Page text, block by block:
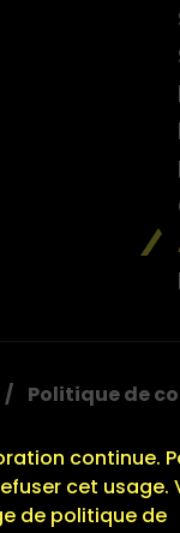
Politique de
continue.
cet usage.
de politique de